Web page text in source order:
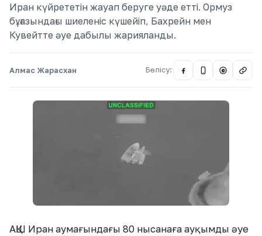
Иран күйрететін жауап беруге уәде етті. Ормуз
бұғазындағы шиеленіс күшейіп, Бахрейн мен
Кувейтте әуе дабылы жарияланды.
Алмас Жарасхан Бөлісу: @
АҚШ Иран аумағындағы 80 нысанаға ауқымды әуе